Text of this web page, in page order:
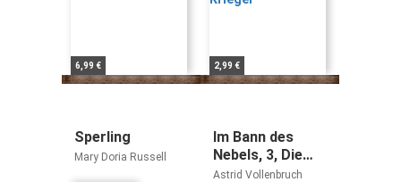
6,99 € 2,99 €
Sperling
Mary Doria Russell
Im Bann des
Nebels, 3, Die
Insel der Könige
Astrid Vollenbruch